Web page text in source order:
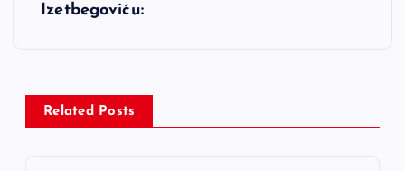
a
Izetbegoviću:
Related Posts